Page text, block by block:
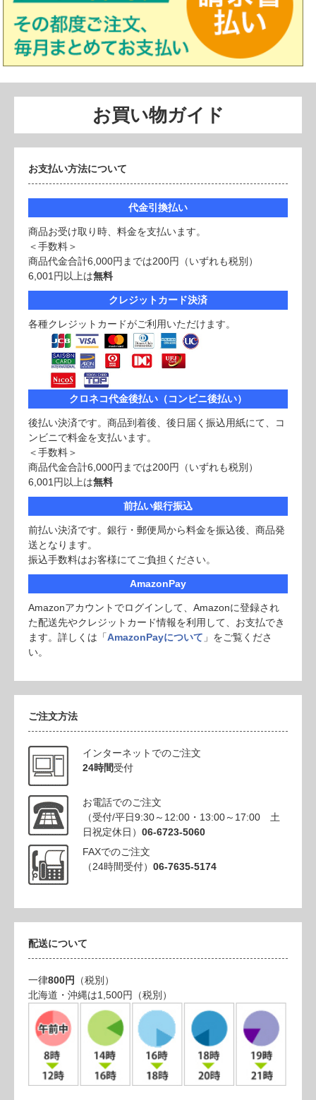
お買い物ガイド
お支払い方法について
代金引換払い
商品お受け取り時、料金を支払います。
＜手数料＞
商品代金合計6,000円までは200円（いずれも税別）
6,001円以上は無料
クレジットカード決済
各種クレジットカードがご利用いただけます。
クロネコ代金後払い（コンビニ後払い）
後払い決済です。商品到着後、後日届く振込用紙にて、コ
ンビニで料金を支払います。
＜手数料＞
商品代金合計6,000円までは200円（いずれも税別）
6,001円以上は無料
前払い銀行振込
前払い決済です。銀行・郵便局から料金を振込後、商品発
送となります。
振込手数料はお客様にてご負担ください。
AmazonPay
Amazonアカウントでログインして、Amazonに登録され
た配送先やクレジットカード情報を利用して、お支払でき
ます。詳しくは「AmazonPayについて 」をご覧くださ
い。
ご注文方法
インターネットでのご注文
24時間受付
お電話でのご注文
（受付/平日9:30～12:00・13:00～17:00 土
日祝定休日） 06-6723-5060
FAXでのご注文
（24時間受付） 06-7635-5174
配送について
一律800円 （税別）
北海道・沖縄は1,500円（税別）